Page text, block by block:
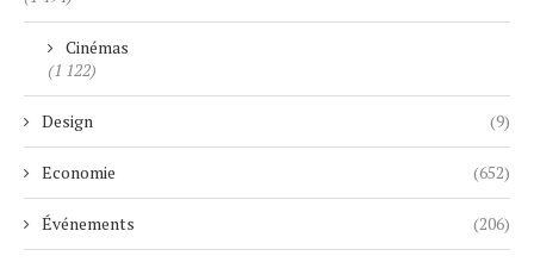
Cinémas
(1 122)
Design (9)
Economie (652)
Événements (206)